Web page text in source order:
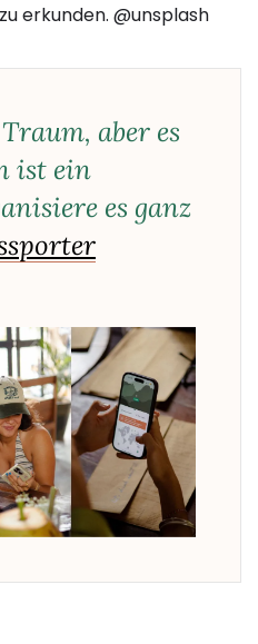
erkunden. @unsplash
aber es
ist ein
es ganz